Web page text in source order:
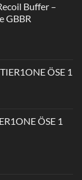
Buffer –
GBBR
ÖSE 1
ÖSE 1